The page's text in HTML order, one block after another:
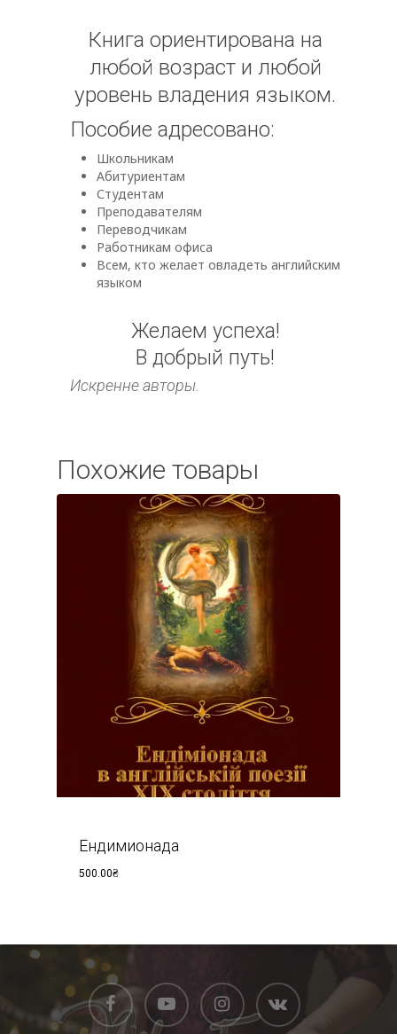
Книга ориентирована на
любой возраст и любой
уровень владения языком.
Пособие адресовано:
Школьникам
Абитуриентам
Студентам
Преподавателям
Переводчикам
Работникам офиса
Всем, кто желает овладеть английским
языком
Желаем успеха!
В добрый путь!
Искренне авторы.
Похожие товары
Ендимионада
500.00₴